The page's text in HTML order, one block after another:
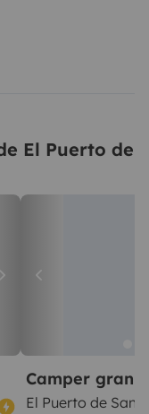
El Puerto de
Camper gran
El Puerto de